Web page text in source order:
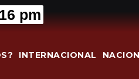
pm
INTERNACIONAL